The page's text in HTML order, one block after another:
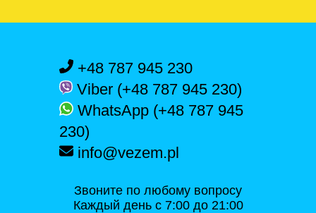
+48 787 945 230
Viber (+48 787 945 230)
WhatsApp (+48 787 945
230)
info@vezem.pl
Звоните по любому вопросу
Каждый день с 7:00 до 21:00